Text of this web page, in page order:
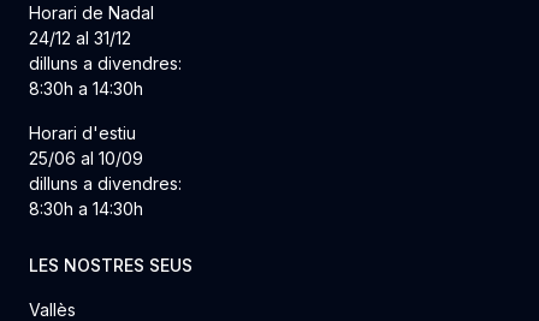
Horari de Nadal
24/12 al 31/12
dilluns a divendres:
8:30h a 14:30h
Horari d'estiu
25/06 al 10/09
dilluns a divendres:
8:30h a 14:30h
LES NOSTRES SEUS
Vallès